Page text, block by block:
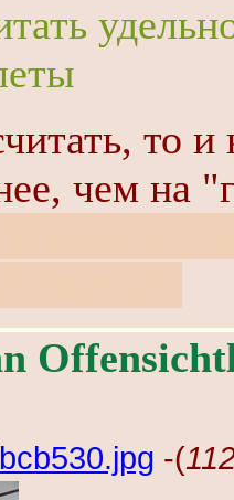
то
чем на
-(